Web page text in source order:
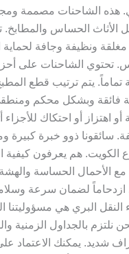
هذه الشاحنات مصممة
الحساس والمطابخ.
ونظيفة وجافة لحماية
تحتوي الشاحنات على
تماماً. يتم ترتيب قطع
فائقة وبشكل محكم
أو احتكاك للأجزاء
سائقونا ذوو خبرة كبيرة
هم يعرفون كيفية
مع الأحمال الحساسة
ازدحاماً لضمان سرعة
البري هي مسؤوليتنا
نلتزم بالجداول الزمنية
شديد. يمكنك الاعتماد